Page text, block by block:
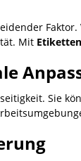
Mit
Sie